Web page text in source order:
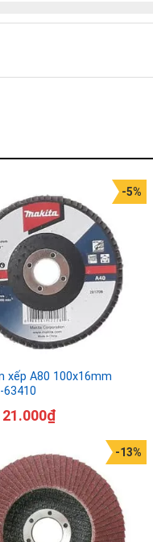
xếp A80 100x16mm
63410
-5%
21.000₫
-13%